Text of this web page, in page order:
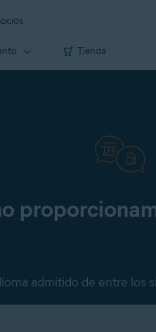
Tienda
admitido de entre los